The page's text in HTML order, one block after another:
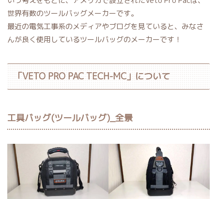
世界有数のツールバッグメーカーです。
最近の電気工事系のメディアやブログを見ていると、みなさ
んが良く使用しているツールバッグのメーカーです！
「VETO PRO PAC TECH-MC」について
工具バッグ(ツールバッグ)_全景